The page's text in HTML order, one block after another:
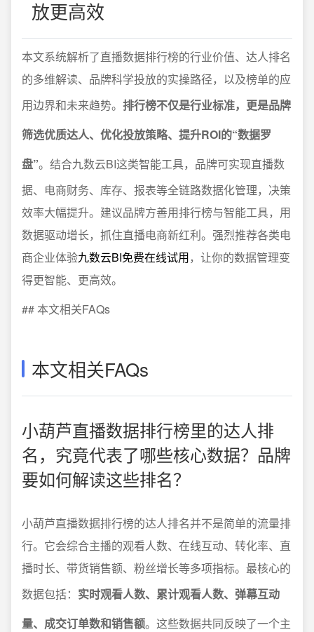
放更高效
本文系统解析了直播数据排行榜的行业价值、达人排名
的多维解读、品牌科学投放的实操路径，以及榜单的应
用边界和未来趋势。 排行榜不仅是行业标准，更是品牌
筛选优质达人、优化投放策略、提升ROI的“数据罗
盘”。结合九数云BI这类智能工具，品牌可实现直播数
据、电商财务、库存、报表等全链路数据化管理，决策
效率大幅提升。建议品牌方善用排行榜与智能工具，用
数据驱动增长，抓住直播电商新红利。强烈推荐各类电
商企业体验九数云BI免费在线试用，让你的数据管理变
得更智能、更高效。
## 本文相关FAQs
本文相关FAQs
小葫芦直播数据排行榜里的达人排
名，究竟代表了哪些核心数据？品牌
要如何解读这些排名？
小葫芦直播数据排行榜的达人排名并不是简单的流量排
行。它会综合主播的观看人数、在线互动、转化率、直
播时长、带货销售额、粉丝增长等多项指标。最核心的
数据包括： 实时观看人数、累计观看人数、弹幕互动
量、成交订单数和销售额。这些数据共同反映了一个主